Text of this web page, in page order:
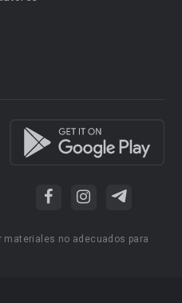
materiales no adecuados para